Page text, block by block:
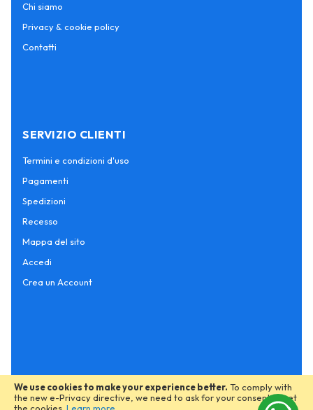
We use cookies to make your experience better. To comply with
the new e-Privacy directive, we need to ask for your consent to set
Chi siamo
Privacy & cookie policy
Contatti
SERVIZIO CLIENTI
Termini e condizioni d'uso
Pagamenti
Spedizioni
Recesso
Mappa del sito
Accedi
Crea un Account